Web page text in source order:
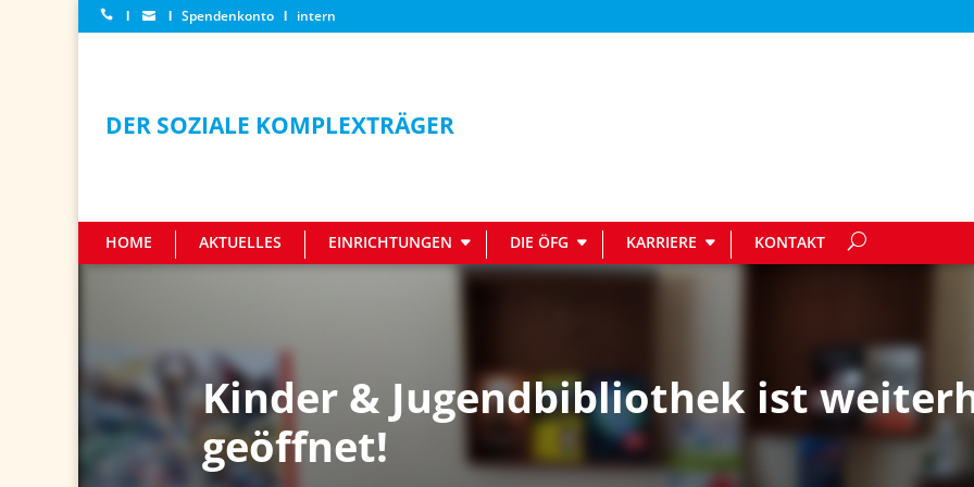
Ι Ι Spendenkonto Ι intern
DER SOZIALE KOMPLEXTRÄGER
HOME AKTUELLES EINRICHTUNGEN DIE ÖFG KARRIERE KONTAKT
Kinder & Jugendbibliothek ist
geöffnet!